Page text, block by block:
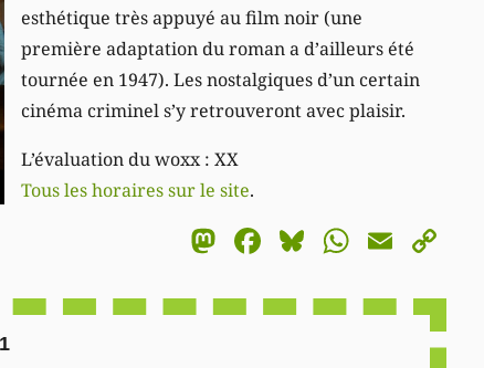
esthétique très appuyé au film noir (une
première adaptation du roman a d’ailleurs été
tournée en 1947). Les nostalgiques d’un certain
cinéma criminel s’y retrouveront avec plaisir.
L’évaluation du woxx : XX
Tous les horaires sur le site.
Mastodon
Facebook
BlueskyEmail
1